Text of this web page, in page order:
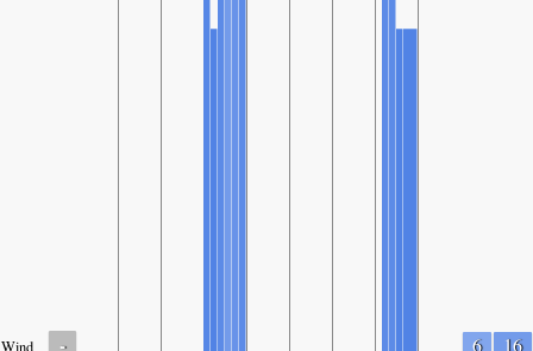
Wind - 6 16